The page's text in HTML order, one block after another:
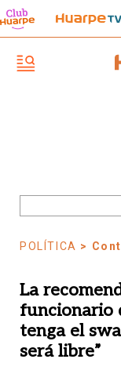
POLÍTICA >
La
funcionario
tenga el
será libre”